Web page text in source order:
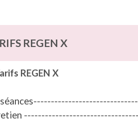
REGEN X
REGEN X